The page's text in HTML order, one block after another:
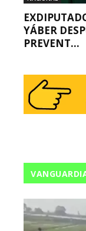
YÁBER
PREVENT...